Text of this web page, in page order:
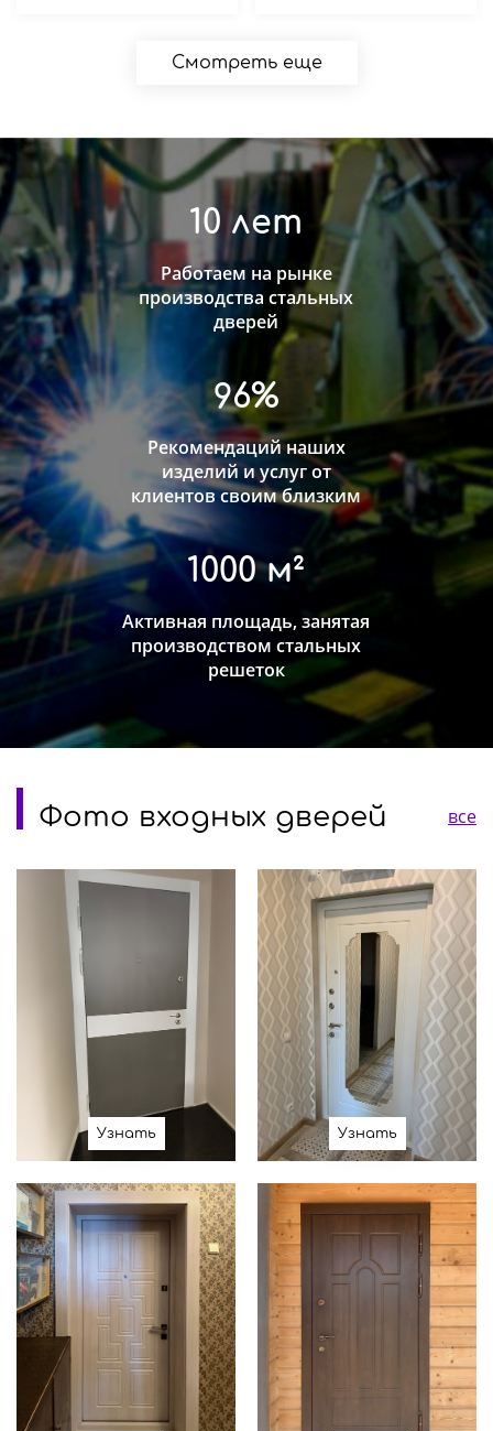
Смотреть еще
10 лет
Работаем на рынке
производства стальных
дверей
96%
Рекомендаций наших
изделий и услуг от
клиентов своим близким
1000 м²
Активная площадь, занятая
производством стальных
решеток
Фото входных дверей все
Узнать Узнать